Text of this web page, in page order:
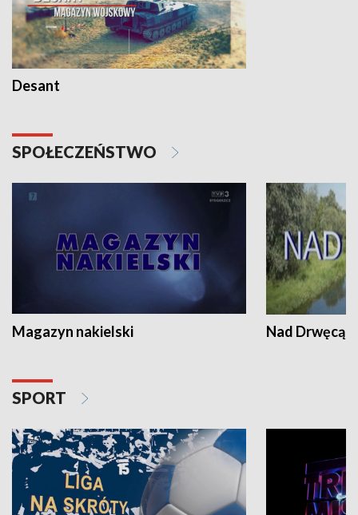
Desant
SPOŁECZEŃSTWO
Magazyn nakielski Nad Drwęcą
SPORT